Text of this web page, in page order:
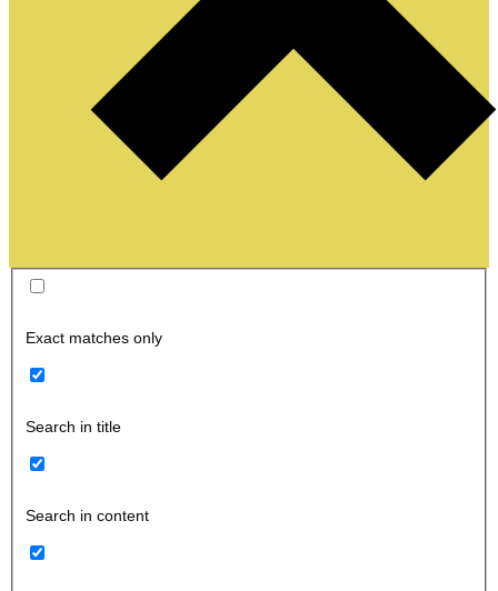
Exact matches only
Search in title
Search in content